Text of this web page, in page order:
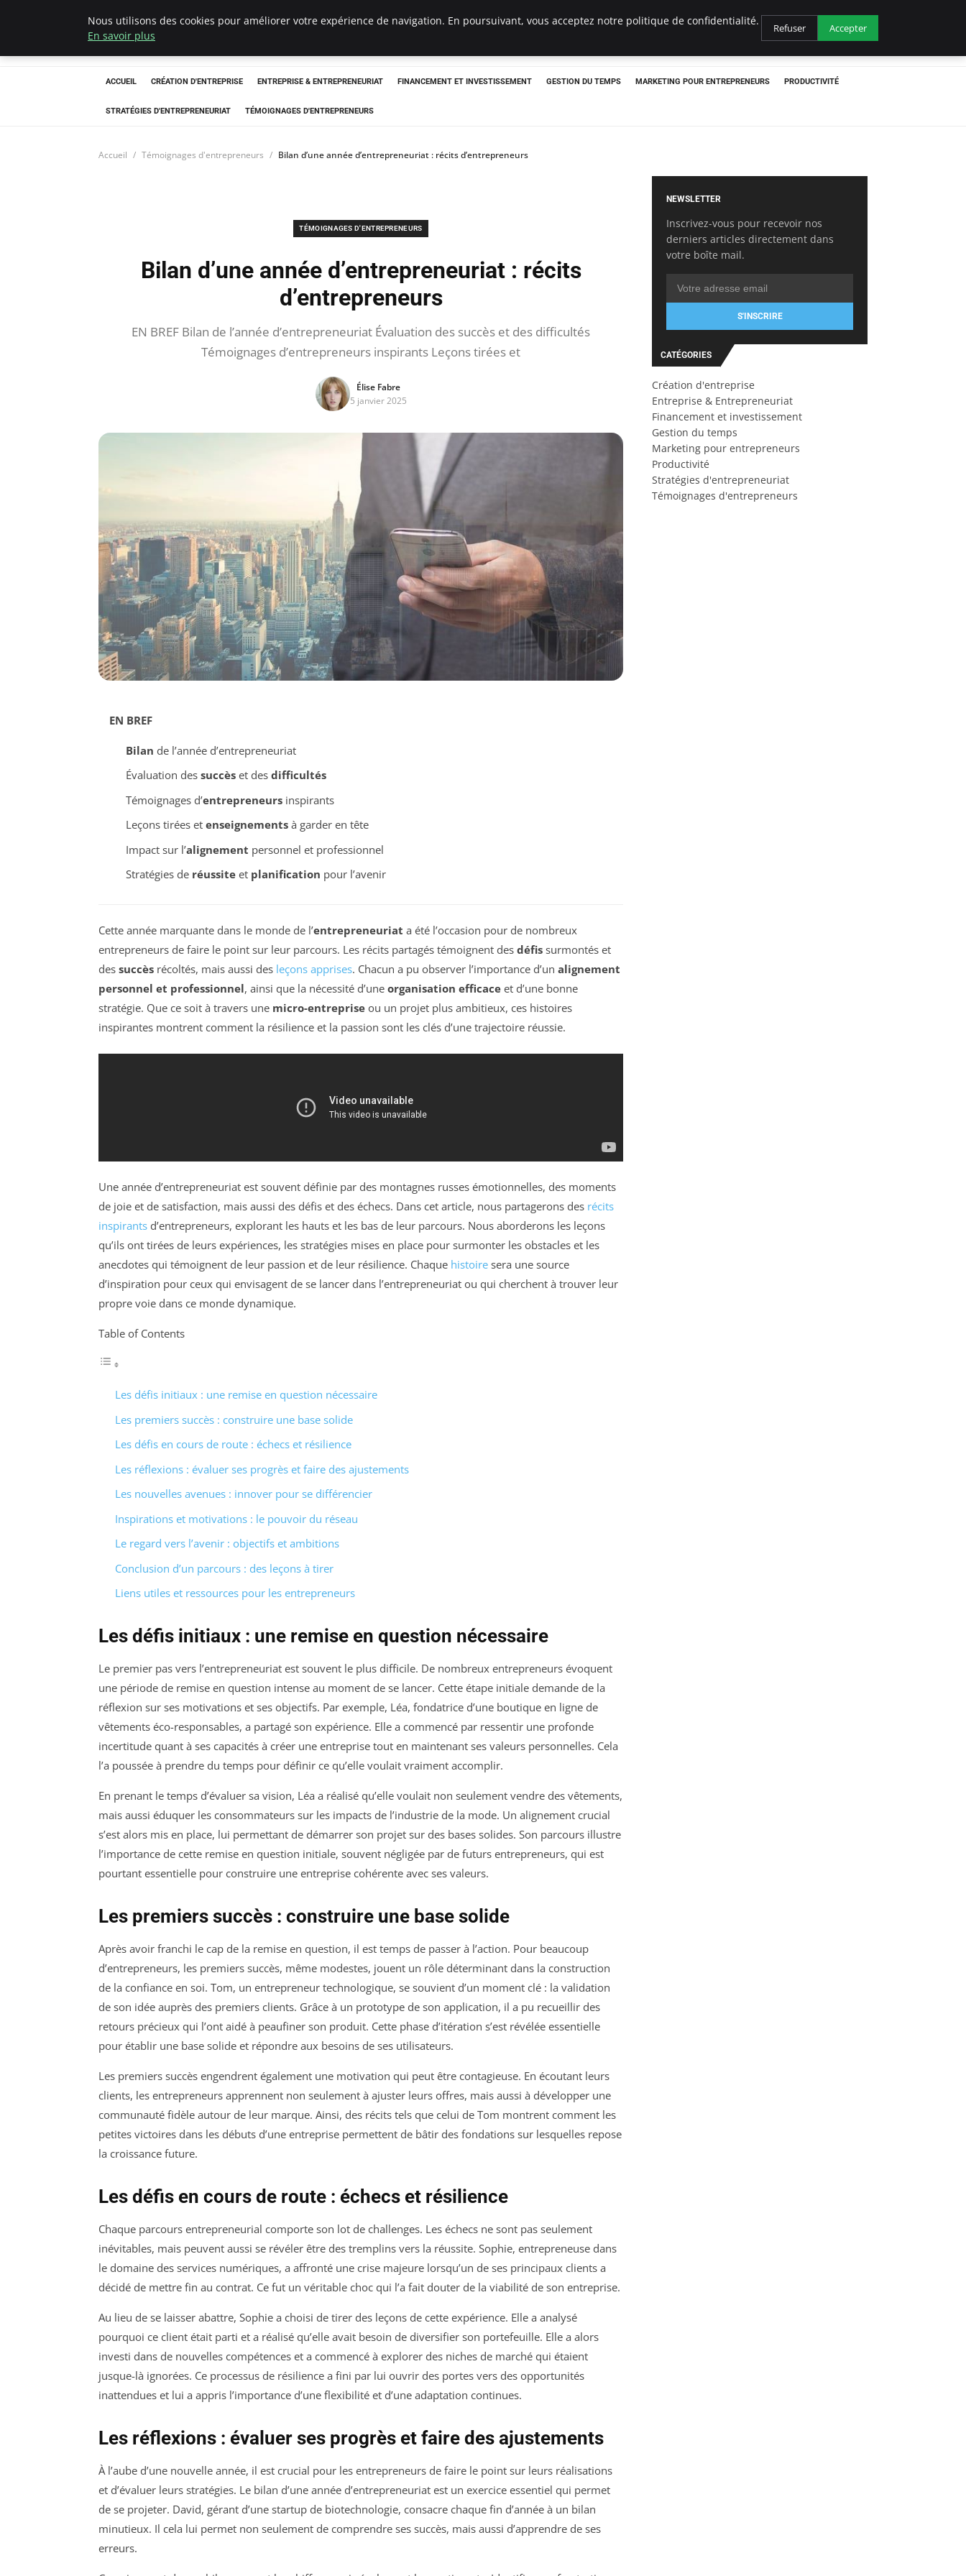
LECFCM
ACCUEIL CRÉATION D'ENTREPRISE ENTREPRISE & ENTREPRENEURIAT FINANCEMENT ET INVESTISSEMENT GESTION DU TEMPS MARKETING POUR ENTREPRENEURS PRODUCTIVITÉ
STRATÉGIES D'ENTREPRENEURIAT TÉMOIGNAGES D'ENTREPRENEURS
Accueil Témoignages d'entrepreneurs Bilan d’une année d’entrepreneuriat : récits d’entrepreneurs
TÉMOIGNAGES D'ENTREPRENEURS
Bilan d’une année d’entrepreneuriat : récits
d’entrepreneurs
EN BREF Bilan de l’année d’entrepreneuriat Évaluation des succès et des difficultés
Témoignages d’entrepreneurs inspirants Leçons tirées et
Élise Fabre
5 janvier 2025
EN BREF
Bilan de l’année d’entrepreneuriat
Évaluation des succèset des difficultés
Témoignages d’entrepreneursinspirants
Leçons tirées et enseignementsà garder en tête
Impact sur l’alignement personnel et professionnel
Stratégies de réussiteet planification pour l’avenir
Cette année marquante dans le monde de l’entrepreneuriat a été l’occasion pour de nombreux
entrepreneurs de faire le point sur leur parcours. Les récits partagés témoignent des défis surmontés et
des succès récoltés, mais aussi des leçons apprises. Chacun a pu observer l’importance d’un alignement
personnel et professionnel, ainsi que la nécessité d’une organisation efficace et d’une bonne
stratégie. Que ce soit à travers une micro-entreprise ou un projet plus ambitieux, ces histoires
inspirantes montrent comment la résilience et la passion sont les clés d’une trajectoire réussie.
Une année d’entrepreneuriat est souvent définie par des montagnes russes émotionnelles, des moments
de joie et de satisfaction, mais aussi des défis et des échecs. Dans cet article, nous partagerons des récits
inspirants d’entrepreneurs, explorant les hauts et les bas de leur parcours. Nous aborderons les leçons
qu’ils ont tirées de leurs expériences, les stratégies mises en place pour surmonter les obstacles et les
anecdotes qui témoignent de leur passion et de leur résilience. Chaque histoire sera une source
d’inspiration pour ceux qui envisagent de se lancer dans l’entrepreneuriat ou qui cherchent à trouver leur
propre voie dans ce monde dynamique.
Table of Contents
Les défis initiaux : une remise en question nécessaire
Les premiers succès : construire une base solide
Les défis en cours de route : échecs et résilience
Les réflexions : évaluer ses progrès et faire des ajustements
Les nouvelles avenues : innover pour se différencier
Inspirations et motivations : le pouvoir du réseau
Le regard vers l’avenir : objectifs et ambitions
Conclusion d’un parcours : des leçons à tirer
Liens utiles et ressources pour les entrepreneurs
Les défis initiaux : une remise en question nécessaire
Le premier pas vers l’entrepreneuriat est souvent le plus difficile. De nombreux entrepreneurs évoquent
une période de remise en question intense au moment de se lancer. Cette étape initiale demande de la
réflexion sur ses motivations et ses objectifs. Par exemple, Léa, fondatrice d’une boutique en ligne de
vêtements éco-responsables, a partagé son expérience. Elle a commencé par ressentir une profonde
incertitude quant à ses capacités à créer une entreprise tout en maintenant ses valeurs personnelles. Cela
l’a poussée à prendre du temps pour définir ce qu’elle voulait vraiment accomplir.
En prenant le temps d’évaluer sa vision, Léa a réalisé qu’elle voulait non seulement vendre des vêtements,
mais aussi éduquer les consommateurs sur les impacts de l’industrie de la mode. Un alignement crucial
s’est alors mis en place, lui permettant de démarrer son projet sur des bases solides. Son parcours illustre
l’importance de cette remise en question initiale, souvent négligée par de futurs entrepreneurs, qui est
pourtant essentielle pour construire une entreprise cohérente avec ses valeurs.
Les premiers succès : construire une base solide
Après avoir franchi le cap de la remise en question, il est temps de passer à l’action. Pour beaucoup
d’entrepreneurs, les premiers succès, même modestes, jouent un rôle déterminant dans la construction
de la confiance en soi. Tom, un entrepreneur technologique, se souvient d’un moment clé : la validation
de son idée auprès des premiers clients. Grâce à un prototype de son application, il a pu recueillir des
retours précieux qui l’ont aidé à peaufiner son produit. Cette phase d’itération s’est révélée essentielle
pour établir une base solide et répondre aux besoins de ses utilisateurs.
Les premiers succès engendrent également une motivation qui peut être contagieuse. En écoutant leurs
clients, les entrepreneurs apprennent non seulement à ajuster leurs offres, mais aussi à développer une
communauté fidèle autour de leur marque. Ainsi, des récits tels que celui de Tom montrent comment les
petites victoires dans les débuts d’une entreprise permettent de bâtir des fondations sur lesquelles repose
la croissance future.
Les défis en cours de route : échecs et résilience
Chaque parcours entrepreneurial comporte son lot de challenges. Les échecs ne sont pas seulement
inévitables, mais peuvent aussi se révéler être des tremplins vers la réussite. Sophie, entrepreneuse dans
le domaine des services numériques, a affronté une crise majeure lorsqu’un de ses principaux clients a
décidé de mettre fin au contrat. Ce fut un véritable choc qui l’a fait douter de la viabilité de son entreprise.
Au lieu de se laisser abattre, Sophie a choisi de tirer des leçons de cette expérience. Elle a analysé
pourquoi ce client était parti et a réalisé qu’elle avait besoin de diversifier son portefeuille. Elle a alors
investi dans de nouvelles compétences et a commencé à explorer des niches de marché qui étaient
jusque-là ignorées. Ce processus de résilience a fini par lui ouvrir des portes vers des opportunités
inattendues et lui a appris l’importance d’une flexibilité et d’une adaptation continues.
Les réflexions : évaluer ses progrès et faire des ajustements
À l’aube d’une nouvelle année, il est crucial pour les entrepreneurs de faire le point sur leurs réalisations
et d’évaluer leurs stratégies. Le bilan d’une année d’entrepreneuriat est un exercice essentiel qui permet
de se projeter. David, gérant d’une startup de biotechnologie, consacre chaque fin d’année à un bilan
minutieux. Il cela lui permet non seulement de comprendre ses succès, mais aussi d’apprendre de ses
erreurs.
NEWSLETTER
Inscrivez-vous pour recevoir nos
derniers articles directement dans
votre boîte mail.
S'INSCRIRE
CATÉGORIES
Création d'entreprise
Entreprise & Entrepreneuriat
Financement et investissement
Gestion du temps
Marketing pour entrepreneurs
Productivité
Stratégies d'entrepreneuriat
Témoignages d'entrepreneurs
Nous utilisons des cookies pour améliorer votre expérience de navigation. En poursuivant, vous acceptez notre politique de confidentialité.
En savoir plus
Refuser Accepter